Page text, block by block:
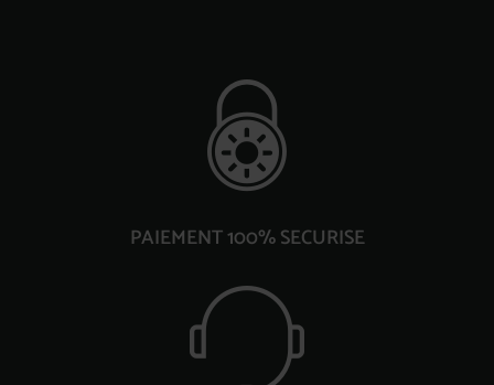
PAIEMENT 100% SECURISE